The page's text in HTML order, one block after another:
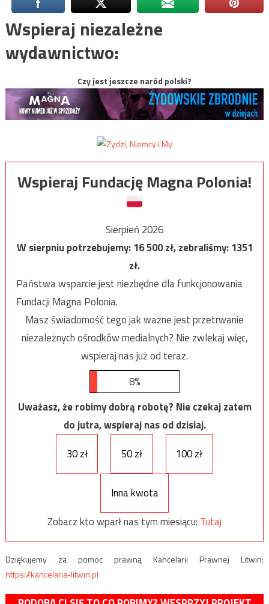
Wspieraj niezależne
wydawnictwo:
Czy jest jeszcze naród polski?
Wspieraj Fundację Magna Polonia!
Sierpień 2026
W sierpniu potrzebujemy:16 500zł, zebraliśmy:1351
zł.
Państwa wsparcie jest niezbędne dla funkcjonowania
Fundacji Magna Polonia.
Masz świadomość tego jak ważne jest przetrwanie
niezależnych ośrodków medialnych? Nie zwlekaj więc,
wspieraj nas już od teraz.
8%
Uważasz, że robimy dobrą robotę? Nie czekaj zatem
do jutra, wspieraj nas od dzisiaj.
30 zł
50 zł 100 zł
Inna kwota
Zobacz kto wparł nas tym miesiącu: Tutaj
Dziękujemy za pomoc prawną Kancelarii Prawnej Litwin:
https://kancelaria-litwin.pl